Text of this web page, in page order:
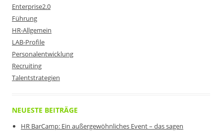
Enterprise2.0
Führung
HR-Allgemein
LAB-Profile
Personalentwicklung
Recruiting
Talentstrategien
NEUESTE BEITRÄGE
HR BarCamp: Ein außergewöhnliches Event – das sagen